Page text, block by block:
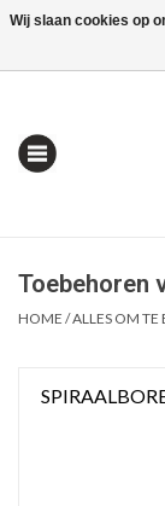
0
Home
Toebehoren
HOME /ALLES OM TE
Wij slaan cookies op